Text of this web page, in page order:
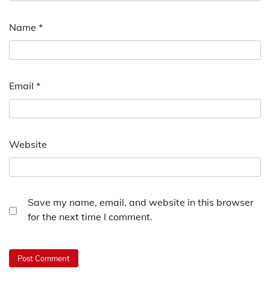
Name *
Email *
Website
Save my name, email, and website in this browser
for the next time I comment.